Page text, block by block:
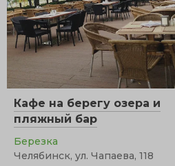
Кафе на берегу озера и
пляжный бар
Березка
Челябинск, ул. Чапаева, 118